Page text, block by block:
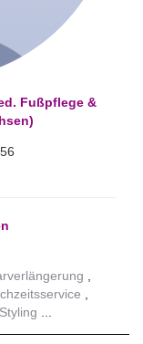
Fußpflege &
Styling